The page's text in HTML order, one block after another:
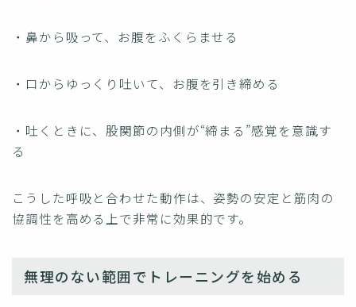
・鼻から吸って、お腹をふくらませる
・口からゆっくり吐いて、お腹を引き締める
・吐くときに、股関節の内側が“締まる”感覚を意識す
る
こうした呼吸と合わせた動作は、姿勢の安定と筋肉の
協調性を高める上で非常に効果的です。
無理のない範囲でトレーニングを始める